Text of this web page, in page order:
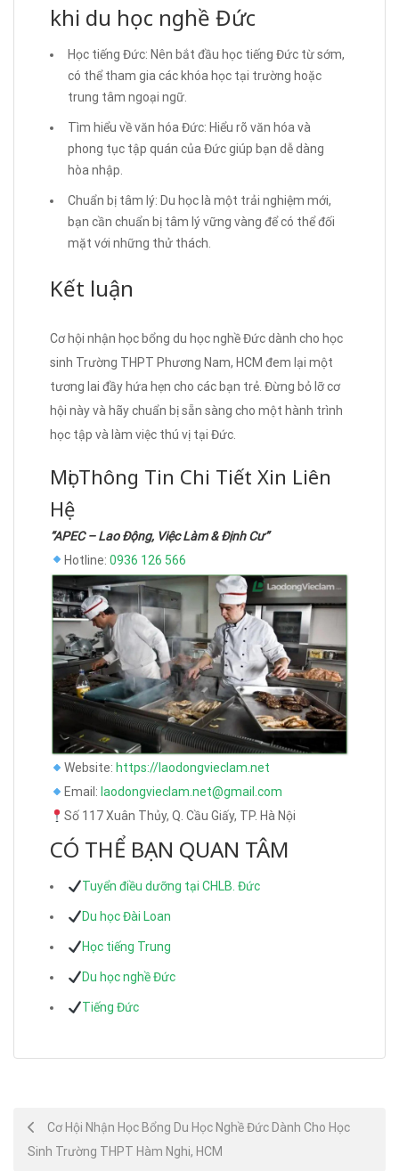
khi du học nghề Đức
Học tiếng Đức: Nên bắt đầu học tiếng Đức từ sớm,
có thể tham gia các khóa học tại trường hoặc
trung tâm ngoại ngữ.
Tìm hiểu về văn hóa Đức: Hiểu rõ văn hóa và
phong tục tập quán của Đức giúp bạn dễ dàng
hòa nhập.
Chuẩn bị tâm lý: Du học là một trải nghiệm mới,
bạn cần chuẩn bị tâm lý vững vàng để có thể đối
mặt với những thử thách.
Kết luận
Cơ hội nhận học bổng du học nghề Đức dành cho học
sinh Trường THPT Phương Nam, HCM đem lại một
tương lai đầy hứa hẹn cho các bạn trẻ. Đừng bỏ lỡ cơ
hội này và hãy chuẩn bị sẵn sàng cho một hành trình
học tập và làm việc thú vị tại Đức.
Mọi Thông Tin Chi Tiết Xin Liên
Hệ
“APEC – Lao Động, Việc Làm & Định Cư”
Hotline: 0936 126 566
Website: https://laodongvieclam.net
Email: laodongvieclam.net@gmail.com
Số 117 Xuân Thủy, Q. Cầu Giấy, TP. Hà Nội
CÓ THỂ BẠN QUAN TÂM
Tuyển điều dưỡng tại CHLB. Đức
Du học Đài Loan
Học tiếng Trung
Du học nghề Đức
Tiếng Đức
PostCơ Hội Nhận Học Bổng Du Học Nghề Đức Dành Cho Học
Sinh Trường THPT Hàm Nghi, HCM